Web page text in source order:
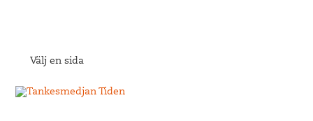
Välj en sida